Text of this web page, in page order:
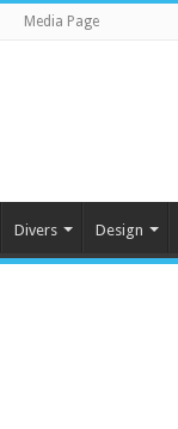
Media Page
Divers Design